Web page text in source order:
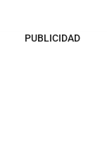
PUBLICIDAD